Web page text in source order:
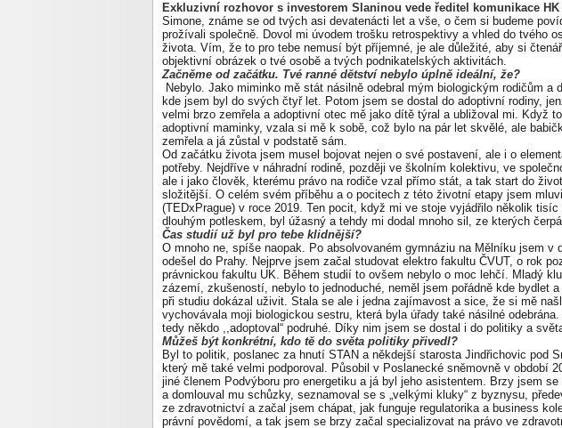
Exkluzivní rozhovor s investorem Slaninou vede ředitel komunikace HK
Simone, známe se od tvých asi devatenácti let a vše, o čem si budeme
prožívali společně. Dovol mi úvodem trošku retrospektivy a vhled do tvého
života. Vím, že to pro tebe nemusí být příjemné, je ale důležité, aby si
objektivní obrázek o tvé osobě a tvých podnikatelských aktivitách.
Začněme od začátku. Tvé ranné dětství nebylo úplně ideální, že?
Nebylo. Jako miminko mě stát násilně odebral mým biologickým rodičům a
kde jsem byl do svých čtyř let. Potom jsem se dostal do adoptivní rodiny,
velmi brzo zemřela a adoptivní otec mě jako dítě týral a ubližoval mi. Když
adoptivní maminky, vzala si mě k sobě, což bylo na pár let skvělé, ale
zemřela a já zůstal v podstatě sám.
Od začátku života jsem musel bojovat nejen o své postavení, ale i o
potřeby. Nejdříve v náhradní rodině, později ve školním kolektivu, ve
ale i jako člověk, kterému právo na rodiče vzal přímo stát, a tak start do
složitější. O celém svém příběhu a o pocitech z této životní etapy jsem
(TEDxPrague) v roce 2019. Ten pocit, když mi ve stoje vyjádřilo několik tisíc
dlouhým potleskem, byl úžasný a tehdy mi dodal mnoho sil, ze kterých
Čas studií už byl pro tebe klidnější?
O mnoho ne, spíše naopak. Po absolvovaném gymnáziu na Mělníku jsem v
odešel do Prahy. Nejprve jsem začal studovat elektro fakultu ČVUT, o rok
právnickou fakultu UK. Během studií to ovšem nebylo o moc lehčí. Mladý
zázemí, zkušeností, nebylo to jednoduché, neměl jsem pořádně kde bydlet
při studiu dokázal uživit. Stala se ale i jedna zajímavost a sice, že si mě
vychovávala moji biologickou sestru, která byla úřady také násilné
tedy někdo ,,adoptoval“ podruhé. Díky nim jsem se dostal i do politiky a
Můžeš být konkrétní, kdo tě do světa politiky přivedl?
Byl to politik, poslanec za hnutí STAN a někdejší starosta Jindřichovic pod
který mě také velmi podporoval. Působil v Poslanecké sněmovně v období
jiné členem Podvýboru pro energetiku a já byl jeho asistentem. Brzy jsem se
a domlouval mu schůzky, seznamoval se s „velkými kluky“ z byznysu,
ze zdravotnictví a začal jsem chápat, jak funguje regulatorika a business
právní povědomí, a tak jsem se brzy začal specializovat na právo ve